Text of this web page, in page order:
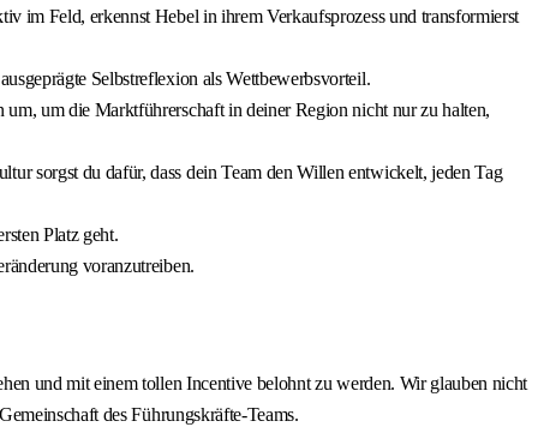
im Feld, erkennst Hebel in ihrem Verkaufsprozess und transformierst
Selbstreflexion als Wettbewerbsvorteil.
um die Marktführerschaft in deiner Region nicht nur zu halten,
sorgst du dafür, dass dein Team den Willen entwickelt, jeden Tag
Platz geht.
voranzutreiben.
und mit einem tollen Incentive belohnt zu werden. Wir glauben nicht
des Führungskräfte-Teams.